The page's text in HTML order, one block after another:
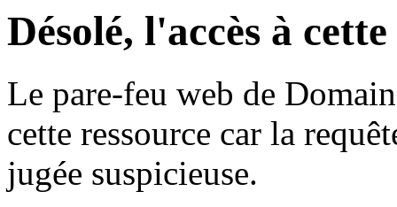
Désolé, l'accès à
Le pare-feu web de
cette ressource car la
jugée suspicieuse.